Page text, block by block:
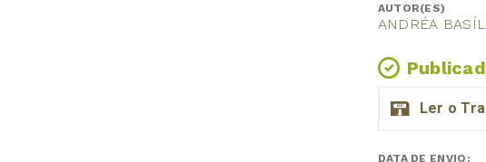
AUTOR(ES)
ANDRÉA
DATA DE ENVIO: